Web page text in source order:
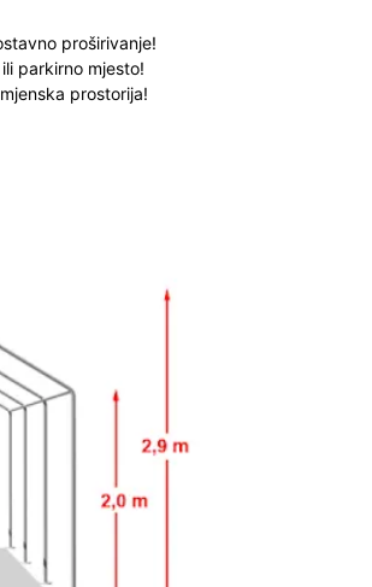
proširivanje!
parkirno mjesto!
prostorija!